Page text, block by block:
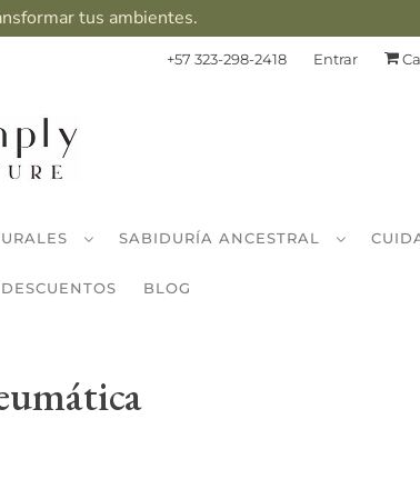
tus ambientes.
+57 323-298-2418 Entrar
SABIDURÍA ANCESTRAL
DESCUENTOS BLOG